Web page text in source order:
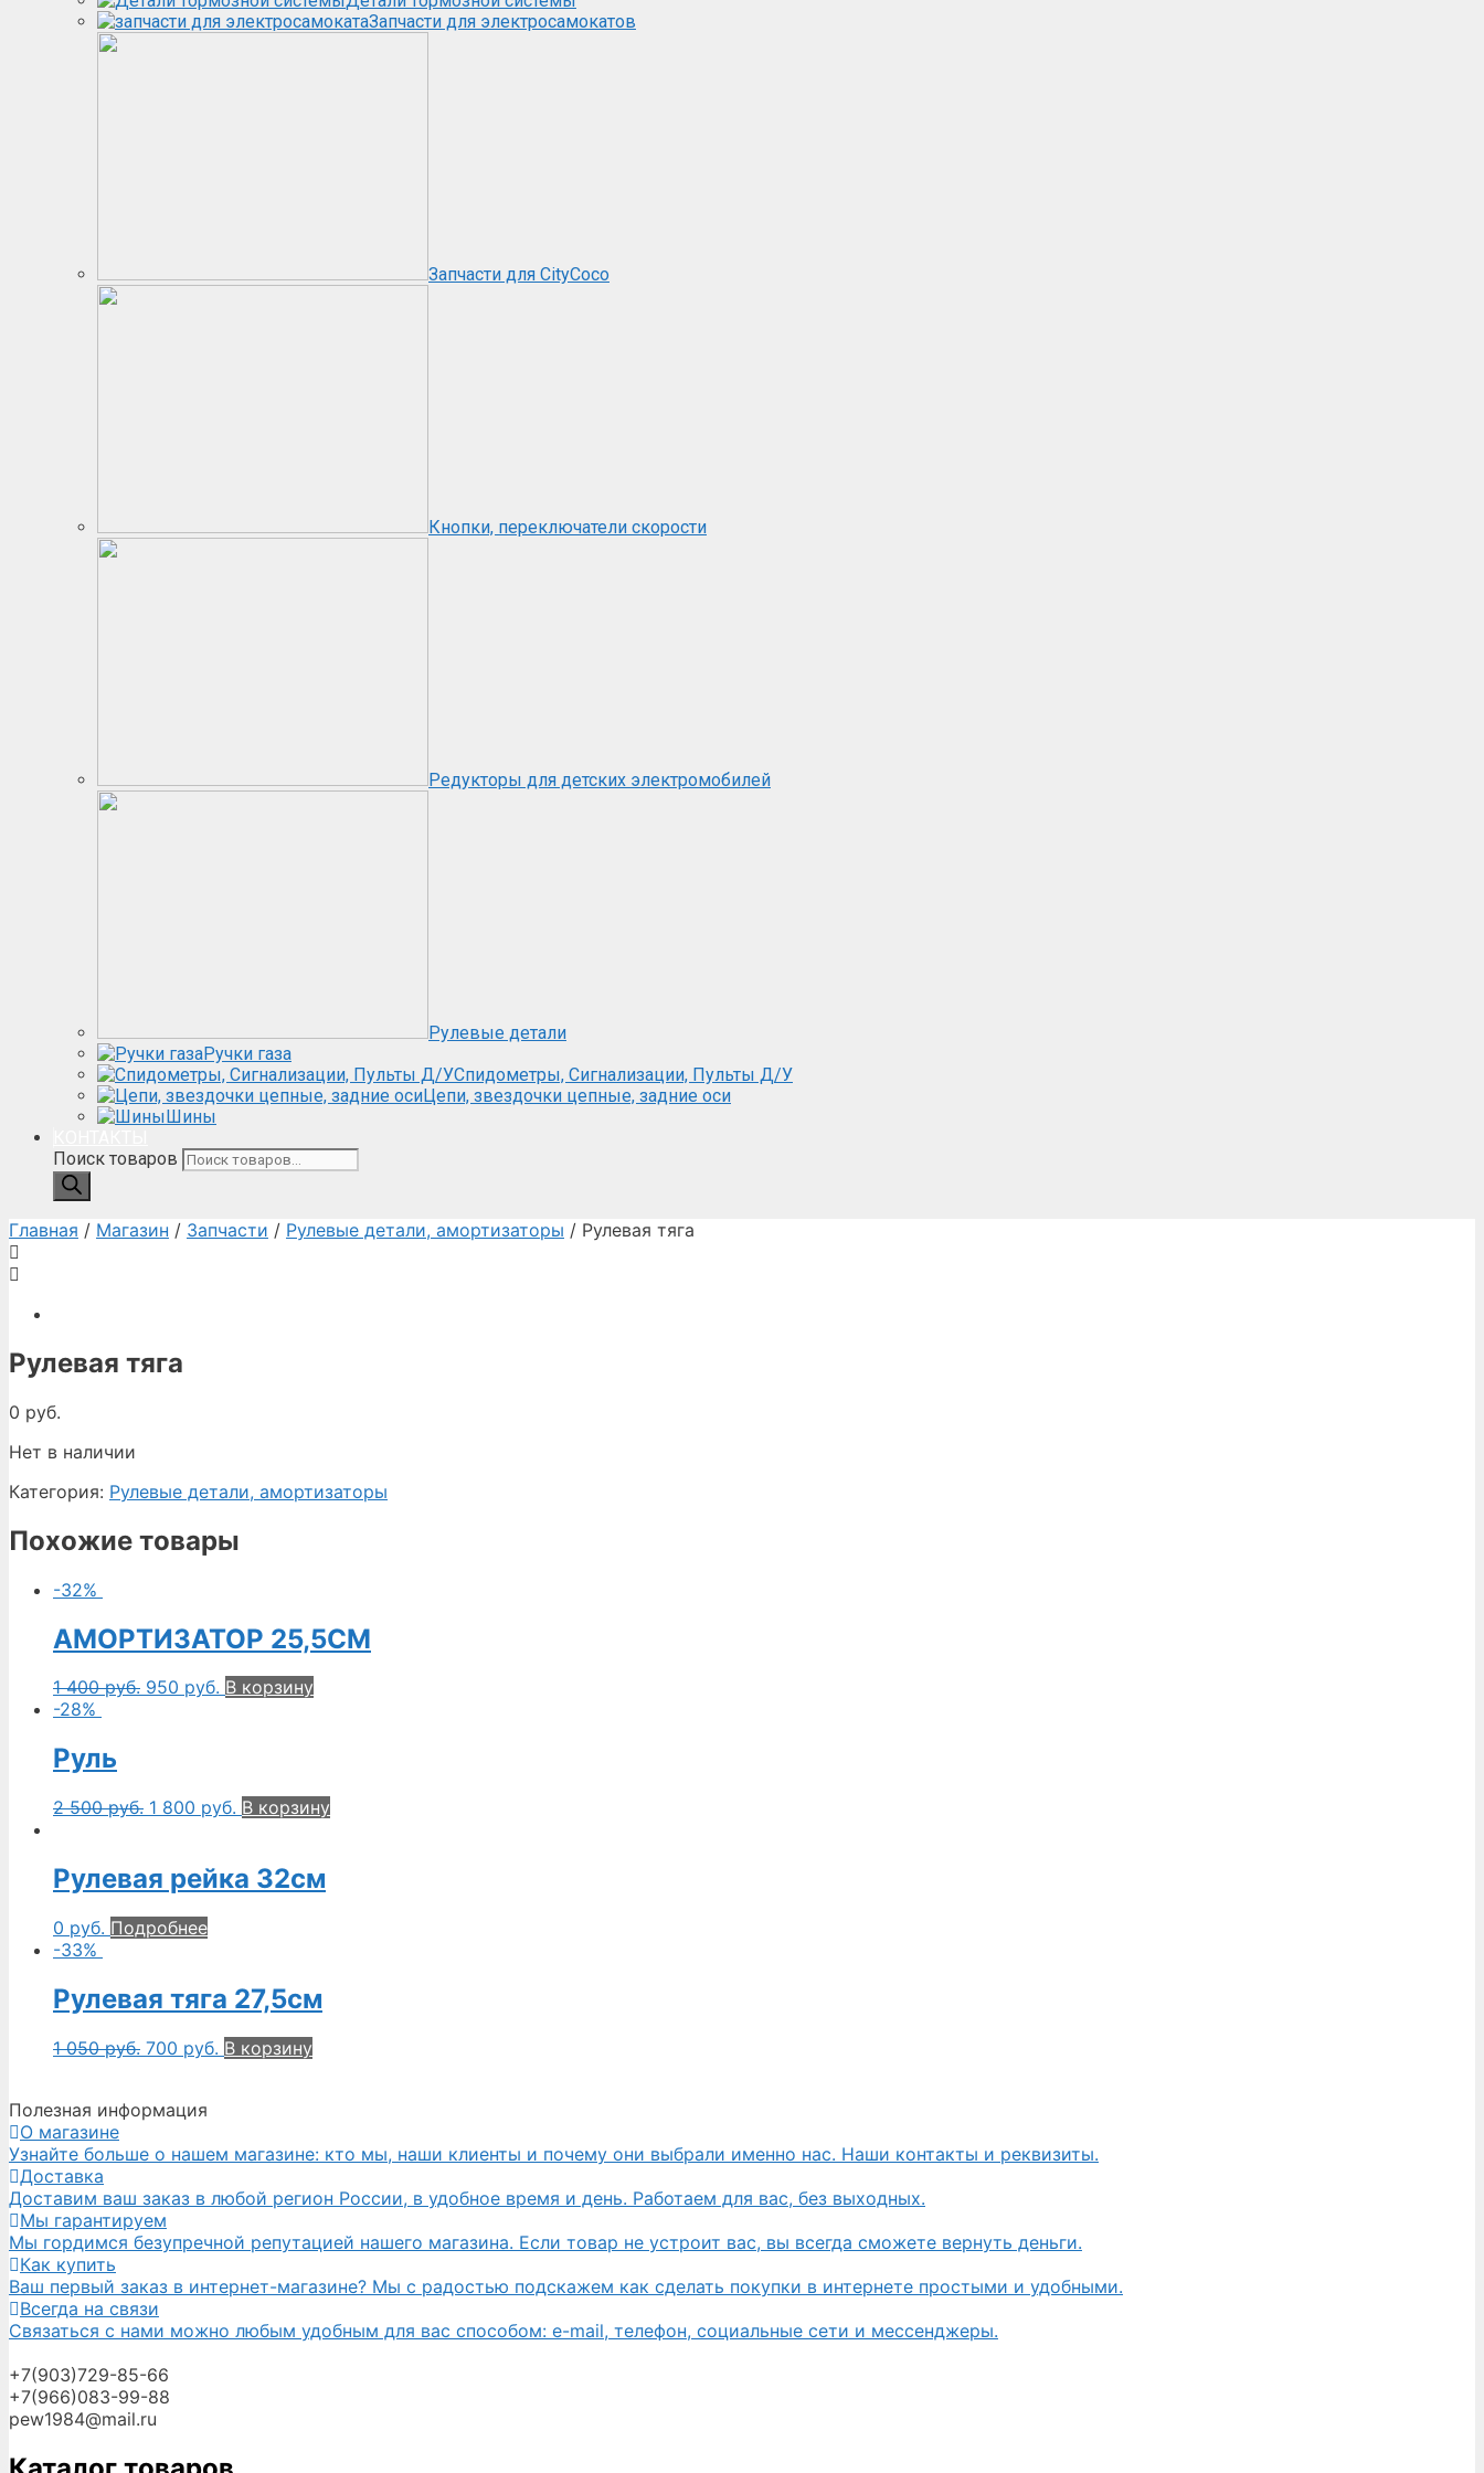
Запчасти для электросамокатов
Запчасти для CityCoco
Кнопки, переключатели скорости
Редукторы для детских электромобилей
Рулевые детали
Ручки газа
Спидометры, Сигнализации, Пульты Д/У
Цепи, звездочки цепные, задние оси
Шины
Поиск товаров
Главная / Магазин / Запчасти / Рулевые детали, амортизаторы / Рулевая тяга
Рулевая тяга
0 руб.
Нет в наличии
Категория: Рулевые детали, амортизаторы
Похожие товары
-32%
АМОРТИЗАТОР 25,5СМ
1 400руб. 950 руб. В корзину
-28%
Руль
2 500руб. 1 800 руб. В корзину
Рулевая рейка 32см
0 руб. Подробнее
-33%
Рулевая тяга 27,5см
1 050руб. 700 руб. В корзину
Полезная информация
О магазине
Узнайте больше о нашем магазине: кто мы, наши клиенты и почему они выбрали именно нас. Наши контакты и реквизиты.
Доставка
Доставим ваш заказ в любой регион России, в удобное время и день. Работаем для вас, без выходных.
Мы гарантируем
Мы гордимся безупречной репутацией нашего магазина. Если товар не устроит вас, вы всегда сможете вернуть деньги.
Как купить
Ваш первый заказ в интернет-магазине? Мы с радостью подскажем как сделать покупки в интернете простыми и удобными.
Всегда на связи
Связаться с нами можно любым удобным для вас способом: e-mail, телефон, социальные сети и мессенджеры.
+7(903)729-85-66
+7(966)083-99-88
pew1984@mail.ru